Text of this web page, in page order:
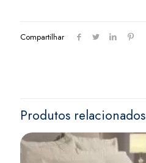
Compartilhar
Produtos relacionados